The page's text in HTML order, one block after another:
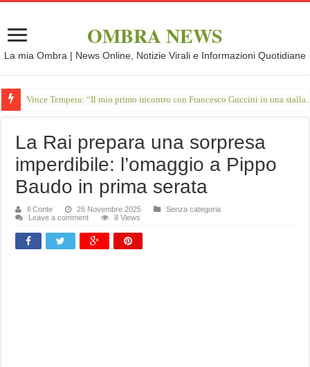
OMBRA NEWS
La mia Ombra | News Online, Notizie Virali e Informazioni Quotidiane
Vince Tempera: “Il mio primo incontro con Francesco Guccini in una
La Rai prepara una sorpresa
imperdibile: l’omaggio a Pippo
Baudo in prima serata
Il Conte 26 Novembre 2025
Senza categoria
Leave a comment
8 Views